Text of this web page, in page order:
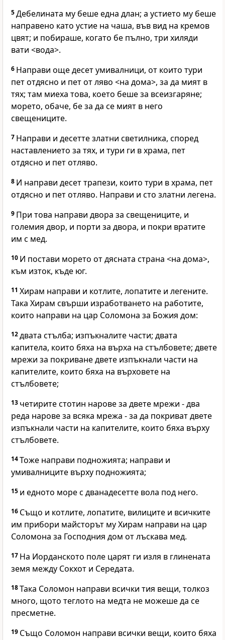
5Дебелината му беше една длан; а устието му беше
направено като устие на чаша, във вид на кремов
цвят; и побираше, когато бе пълно, три хиляди
вати <вода>.
6 Направи още десет умивалници, от които тури
пет отдясно и пет от ляво <на дома>, за да мият в
тях; там миеха това, което беше за всеизгаряне;
морето, обаче, бе за да се мият в него
свещениците.
7 Направи и десетте златни светилника, според
наставлението за тях, и тури ги в храма, пет
отдясно и пет отляво.
8 И направи десет трапези, които тури в храма, пет
отдясно и пет отляво. Направи и сто златни легена.
9 При това направи двора за свещениците, и
големия двор, и порти за двора, и покри вратите
им с мед.
10 И постави морето от дясната страна <на дома>,
към изток, къде юг.
11 Хирам направи и котлите, лопатите и легените.
Така Хирам свърши изработването на работите,
които направи на цар Соломона за Божия дом:
12двата стълба; изпъкналите части; двата
капитела, които бяха на върха на стълбовете; двете
мрежи за покриване двете изпъкнали части на
капителите, които бяха на върховете на
стълбовете;
13 четирите стотин нарове за двете мрежи - два
реда нарове за всяка мрежа - за да покриват двете
изпъкнали части на капителите, които бяха върху
стълбовете.
14Тоже направи подножията; направи и
умивалниците върху подножията;
15 и едното море с дванадесетте вола под него.
16 Също и котлите, лопатите, вилиците и всичките
им прибори майсторът му Хирам направи на цар
Соломона за Господния дом от лъскава мед.
17 На Иорданското поле царят ги изля в глинената
земя между Сокхот и Середата.
18Така Соломон направи всички тия вещи, толкоз
много, щото теглото на медта не можеше да се
пресметне.
19 Също Соломон направи всички вещи, които бяха